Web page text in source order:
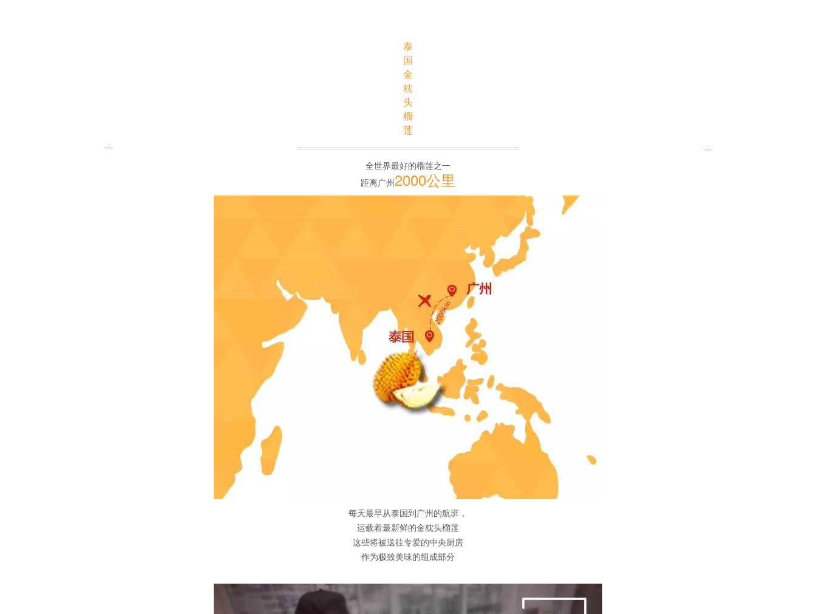
泰
国
金
枕
头
榴
莲
全世界最好的榴莲之一
距离广州2000公里
每天最早从泰国到广州的航班，
运载着最新鲜的金枕头榴莲
这些将被送往专爱的中央厨房
作为极致美味的组成部分